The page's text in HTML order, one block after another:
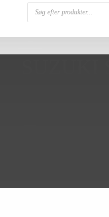
Products
search